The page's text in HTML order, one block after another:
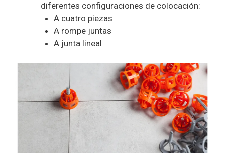
diferentes configuraciones de colocación:
A cuatro piezas
A rompe juntas
A junta lineal